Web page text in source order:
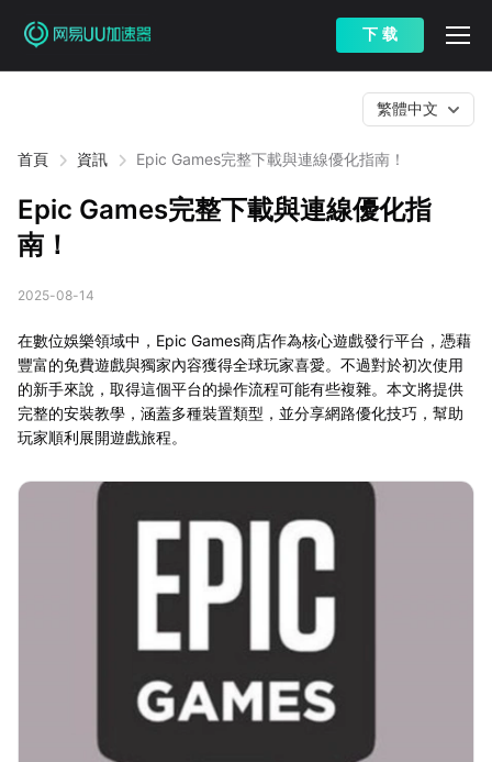
下 载
首頁 資訊 Epic Games完整下載與連線優化指南！
繁體中文
Epic Games完整下載與連線優化指
南！
2025-08-14
在數位娛樂領域中，Epic Games商店作為核心遊戲發行平台，憑藉
豐富的免費遊戲與獨家內容獲得全球玩家喜愛。不過對於初次使用
的新手來說，取得這個平台的操作流程可能有些複雜。本文將提供
完整的安裝教學，涵蓋多種裝置類型，並分享網路優化技巧，幫助
玩家順利展開遊戲旅程。